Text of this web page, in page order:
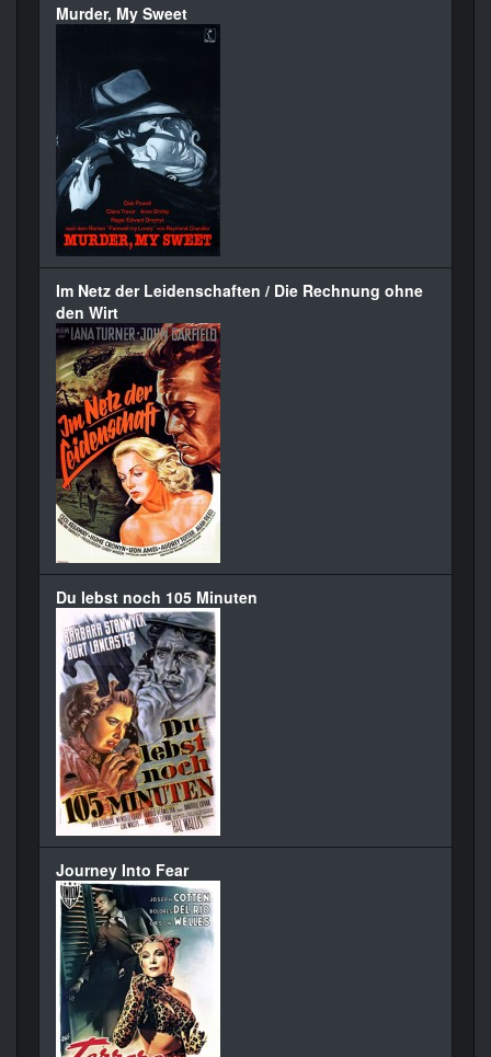
Murder, My Sweet
Im Netz der Leidenschaften / Die Rechnung ohne
den Wirt
Du lebst noch 105 Minuten
Journey Into Fear